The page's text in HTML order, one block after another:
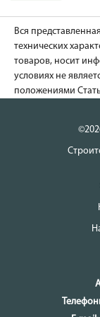
Вся
технических
товаров, носит
условиях не
положениями